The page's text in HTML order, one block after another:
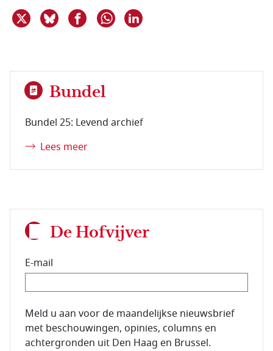
Deel dit item op X
Deel dit item op Bluesky
Deel dit item op Facebook
Delen via WhatsApp
Bundel
Bundel 25: Levend archief
Lees meer
De Hofvijver
E-mail
E-mailadres van de abonnee.
Meld u aan voor de maandelijkse nieuwsbrief
met beschouwingen, opinies, columns en
achtergronden uit Den Haag en Brussel.